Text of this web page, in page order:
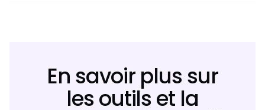
En savoir plus sur
les outils et la